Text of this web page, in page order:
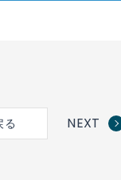
る NEXT